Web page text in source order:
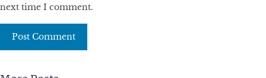
next time I comment.